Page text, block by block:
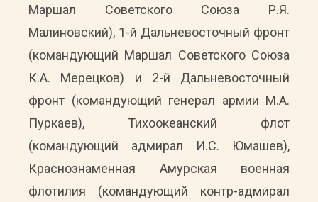
Маршал Советского Союза Р.Я.
Малиновский), 1-й Дальневосточный фронт
(командующий Маршал Советского Союза
К.А. Мерецков) и 2-й Дальневосточный
фронт (командующий генерал армии М.А.
Пуркаев), Тихоокеанский флот
(командующий адмирал И.С. Юмашев),
Краснознаменная Амурская военная
флотилия (командующий контр-адмирал